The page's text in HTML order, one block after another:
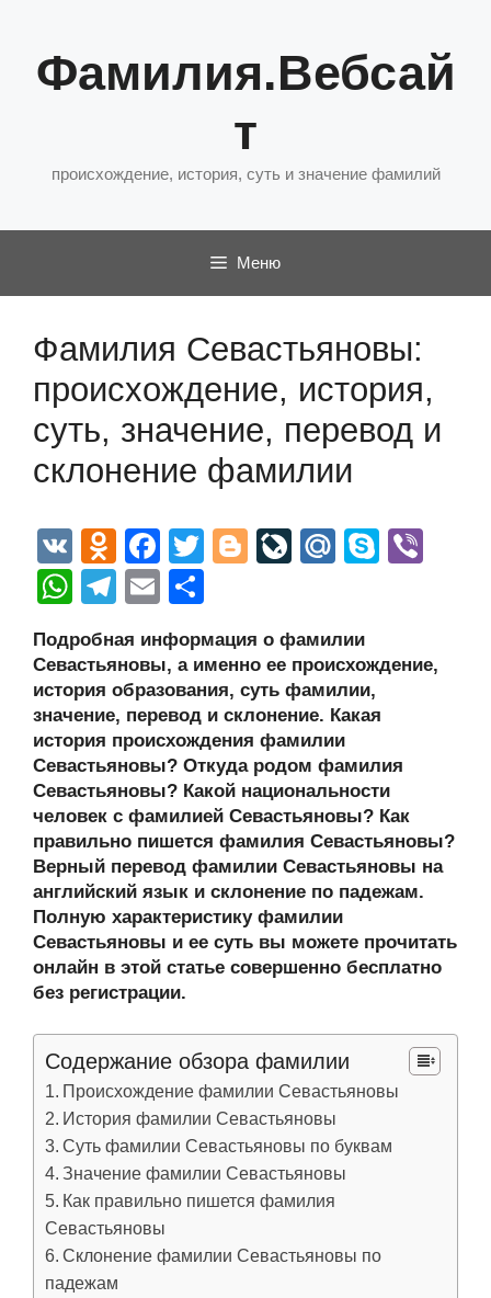
содержимому
Фамилия.Вебсай
т
происхождение, история, суть и значение фамилий
Меню
Фамилия Севастьяновы:
происхождение, история,
суть, значение, перевод и
склонение фамилии
V
K
O
d
n
o
kl
a
ss
ni
ki
F
a
c
e
b
o
o
k
T
er
Bl
g
er
Li
J
o
ur
n
al
M
u
S
e
W
at
s
A
p
p
T
e
gr
a
m
E
ail р
а
в
и
ть
Подробная информация о фамилии
Севастьяновы, а именно ее происхождение,
история образования, суть фамилии,
значение, перевод и склонение. Какая
история происхождения фамилии
Севастьяновы? Откуда родом фамилия
Севастьяновы? Какой национальности
человек с фамилией Севастьяновы? Как
правильно пишется фамилия Севастьяновы?
Верный перевод фамилии Севастьяновы на
английский язык и склонение по падежам.
Полную характеристику фамилии
Севастьяновы и ее суть вы можете прочитать
онлайн в этой статье совершенно бесплатно
без регистрации.
Содержание обзора фамилии
Происхождение фамилии Севастьяновы
История фамилии Севастьяновы
Суть фамилии Севастьяновы по буквам
Значение фамилии Севастьяновы
Как правильно пишется фамилия
Севастьяновы
Склонение фамилии Севастьяновы по
падежам